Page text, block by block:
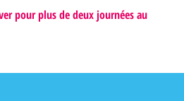
pour plus de deux journées au